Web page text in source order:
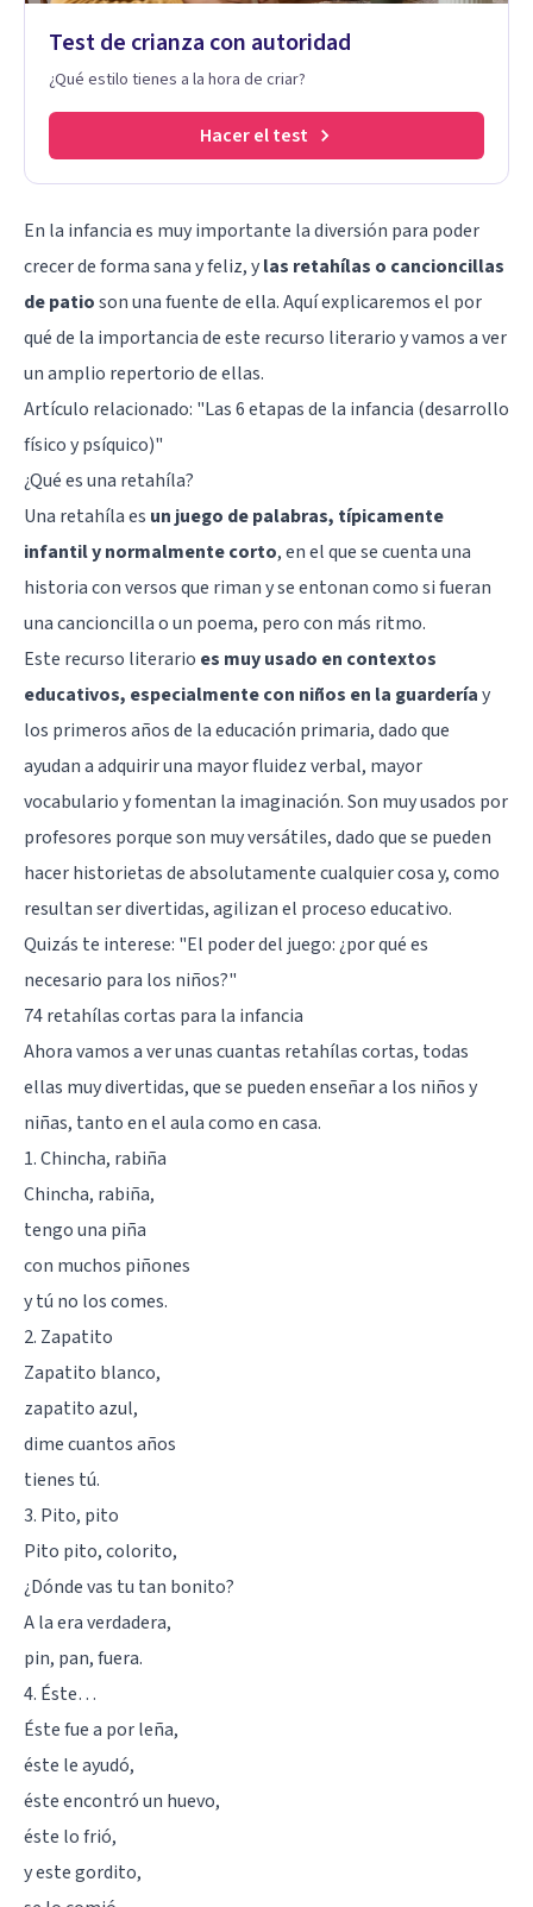
Test de crianza con autoridad
¿Qué estilo tienes a la hora de criar?
Hacer el test
En la infancia es muy importante la diversión para poder
crecer de forma sana y feliz, ylas retahílas o cancioncillas
de patioson una fuente de ella. Aquí explicaremos el por
qué de la importancia de este recurso literario y vamos a ver
un amplio repertorio de ellas.
Artículo relacionado: "Las 6 etapas de la infancia (desarrollo
físico y psíquico)"
¿Qué es una retahíla?
Una retahíla es un juego de palabras, típicamente
infantil y normalmente corto, en el que se cuenta una
historia con versos que riman y se entonan como si fueran
una cancioncilla o un poema, pero con más ritmo.
Este recurso literario es muy usado en contextos
educativos, especialmente con niños en la guarderíay
los primeros años de la educación primaria, dado que
ayudan a adquirir una mayor fluidez verbal, mayor
vocabulario y fomentan la imaginación. Son muy usados por
profesores porque son muy versátiles, dado que se pueden
hacer historietas de absolutamente cualquier cosa y, como
resultan ser divertidas, agilizan el proceso educativo.
Quizás te interese: "El poder del juego: ¿por qué es
necesario para los niños?"
74 retahílas cortas para la infancia
Ahora vamos a ver unas cuantas retahílas cortas, todas
ellas muy divertidas, que se pueden enseñar a los niños y
niñas, tanto en el aula como en casa.
1. Chincha, rabiña
Chincha, rabiña,
tengo una piña
con muchos piñones
y tú no los comes.
2. Zapatito
Zapatito blanco,
zapatito azul,
dime cuantos años
tienes tú.
3. Pito, pito
Pito pito, colorito,
¿Dónde vas tu tan bonito?
A la era verdadera,
pin, pan, fuera.
4. Éste…
Éste fue a por leña,
éste le ayudó,
éste encontró un huevo,
éste lo frió,
y este gordito,